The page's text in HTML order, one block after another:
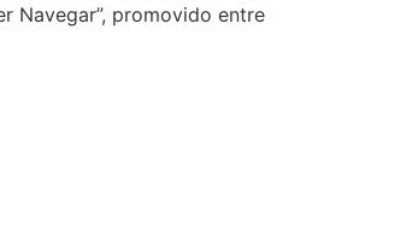
Navegar”, promovido entre